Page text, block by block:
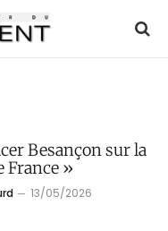
Besançon sur la
France »
13/05/2026